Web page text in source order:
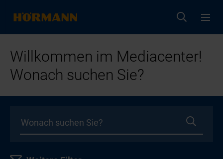
Willkommen im Mediacenter!
Wonach suchen Sie?